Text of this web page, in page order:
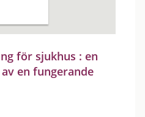
för sjukhus : en
en fungerande